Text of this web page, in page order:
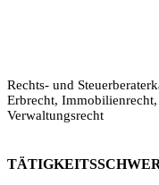
Rechts- und
Erbrecht,
Verwaltungsrecht